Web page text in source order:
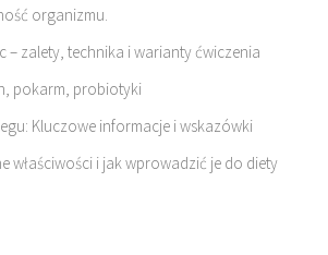
organizmu.
– zalety, technika i warianty ćwiczenia
pokarm, probiotyki
Kluczowe informacje i wskazówki
właściwości i jak wprowadzić je do diety